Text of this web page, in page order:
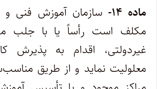
ماده ۱۴-
سازمان آموزش فنی و
مکلف است رأساً یا با جلب
غیردولتی، اقدام به پذیرش
معلولیت نماید و از طریق